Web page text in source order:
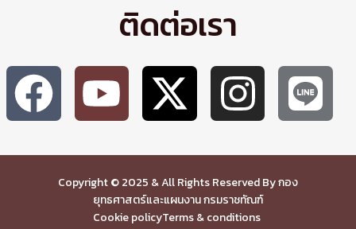
ติดต่อเรา
Copyright © 2025 & All Rights Reserved By กอง
ยุทธศาสตร์และแผนงาน กรมราชทัณฑ์
Cookie policyTerms & conditions